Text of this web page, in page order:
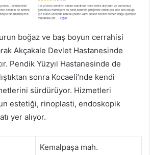
boğaz ve baş boyun cerrahisi
Akçakale Devlet Hastanesinde
Pendik Yüzyıl Hastanesinde de
sonra Kocaeli’nde kendi
sürdürüyor. Hizmetleri
estetiği, rinoplasti, endoskopik
yer alıyor.
Kemalpaşa mah.